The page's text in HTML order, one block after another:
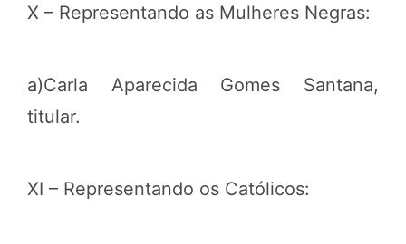
X – Representando as Mulheres Negras:
a)Carla Aparecida Gomes Santana,
titular.
XI – Representando os Católicos: